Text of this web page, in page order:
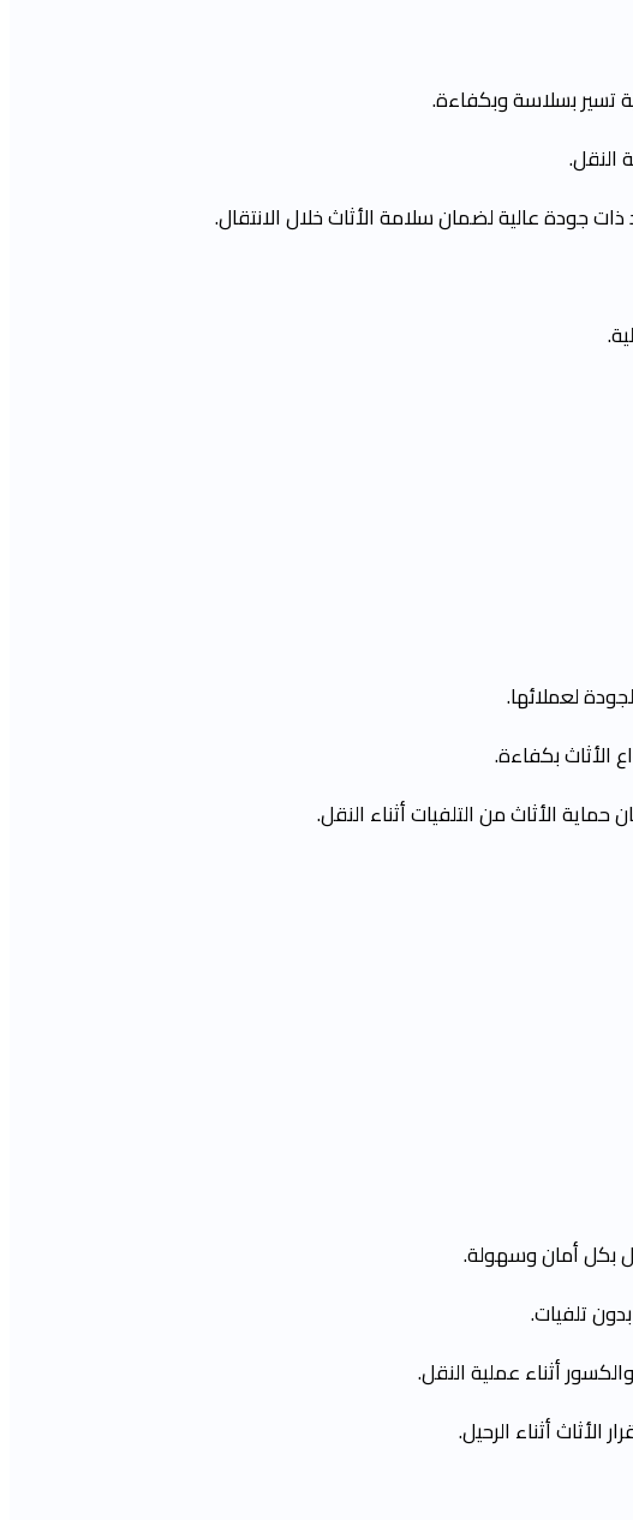
تسير بسلاسة وبكفاءة.
النقل.
جودة عالية لضمان سلامة الأثاث خلال الانتقال.
لعملائها.
الأثاث بكفاءة.
الأثاث من التلفيات أثناء النقل.
بكل أمان وسهولة.
تلفيات.
أثناء عملية النقل.
أثناء الرحيل.